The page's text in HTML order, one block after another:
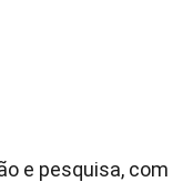
e pesquisa, com